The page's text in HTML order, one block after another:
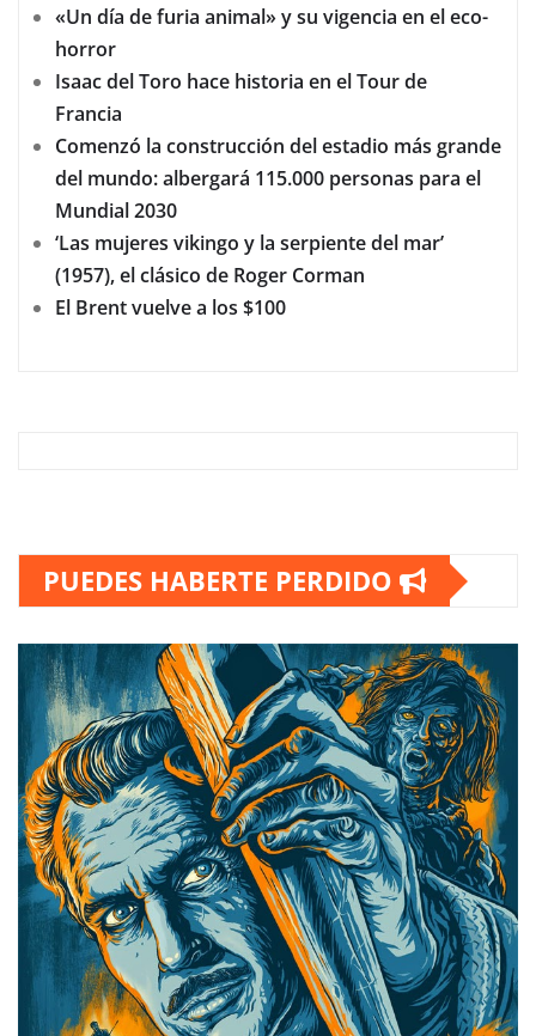
«Un día de furia animal» y su vigencia en el eco-
horror
Isaac del Toro hace historia en el Tour de
Francia
Comenzó la construcción del estadio más grande
del mundo: albergará 115.000 personas para el
Mundial 2030
‘Las mujeres vikingo y la serpiente del mar’
(1957), el clásico de Roger Corman
El Brent vuelve a los $100
PUEDES HABERTE PERDIDO